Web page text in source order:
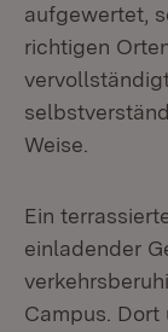
aufgewertet,
richtigen
Weise.
Ein
einladender
Campus.